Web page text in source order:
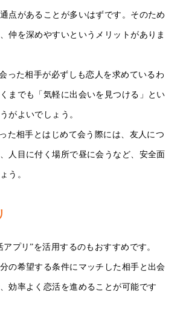
点があることが多いはずです。そのため
仲を深めやすいというメリットがありま
った相手が必ずしも恋人を求めているわ
までも「気軽に出会いを見つける」とい
がよいでしょう。
た相手とはじめて会う際には、友人につ
人目に付く場所で昼に会うなど、安全面
う。
プリ”を活用するのもおすすめです。
の希望する条件にマッチした相手と出会
効率よく恋活を進めることが可能です